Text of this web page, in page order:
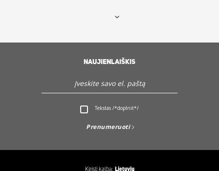
NAUJIENLAIŠKIS
Tekstas /*doplnit*/
Prenumeruoti
Keisti kalbą: Lietuvių